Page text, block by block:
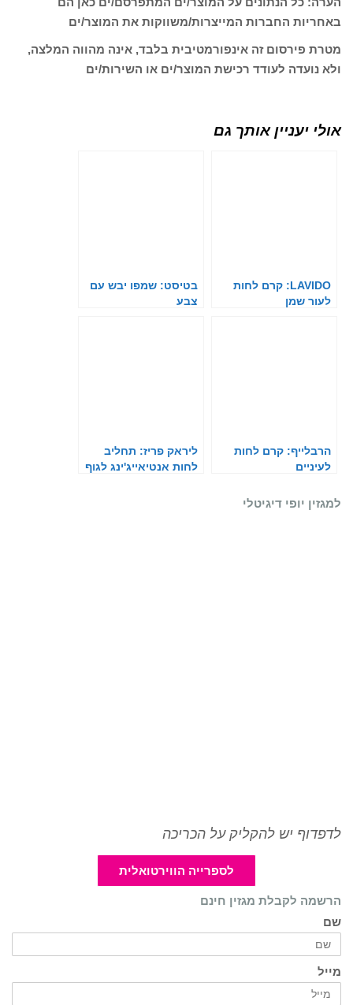
באחריות החברות המייצרות/משווקות את המוצר/ים
מטרת פירסום זה אינפורמטיבית בלבד, אינה מהווה המלצה,
ולא נועדה לעודד רכישת המוצר/ים או השירות/ים
אולי יעניין אותך גם
LAVIDO: קרם לחות
לעור שמן
בטיסט: שמפו יבש עם
צבע
הרבלייף: קרם לחות
לעיניים
ליראק פריז: תחליב
לחות אנטיאייג'ינג לגוף
למגזין יופי דיגיטלי
לדפדוף יש להקליק על הכריכה
לספרייה הווירטואלית
הרשמה לקבלת מגזין חינם
שם
מייל